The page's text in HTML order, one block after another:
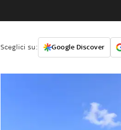
Sceglici su: Google Discover